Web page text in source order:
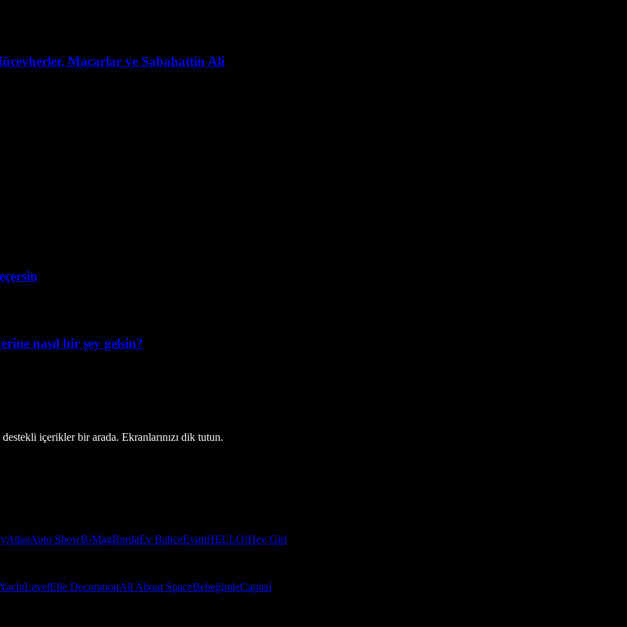
Macarlar ve Sabahattin Ali
nasıl bir şey gelsin?
içerikler bir arada. Ekranlarınızı dik tutun.
AtlasAuto ShowB-MagBurdaEv BahçeEvimHELLO!Hey Girl
YachtLevelElle DecorationAll About SpaceBebeğimleCapital